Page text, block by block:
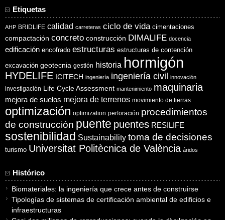
Etiquetas
AHP BRIDLIFE calidad carreteras ciclo de vida cimentaciones
compactación concreto construcción DIMALIFE docencia
edificación encofrado estructuras estructuras de contención
excavación geotecnia gestión historia hormigón
HYDELIFE ICITECH ingeniería ingeniería civil innovación
investigación Life Cycle Assessment mantenimiento maquinaria
mejora de suelos mejora de terrenos movimiento de tierras
optimización optimization perforación procedimientos
de construcción puente puentes RESILIFE
sostenibilidad Sustainability toma de decisiones
turismo Universitat Politècnica de València áridos
Histórico
Biomateriales: la ingeniería que crece antes de construirse
Tipologías de sistemas de certificación ambiental de edificios e
infraestructuras